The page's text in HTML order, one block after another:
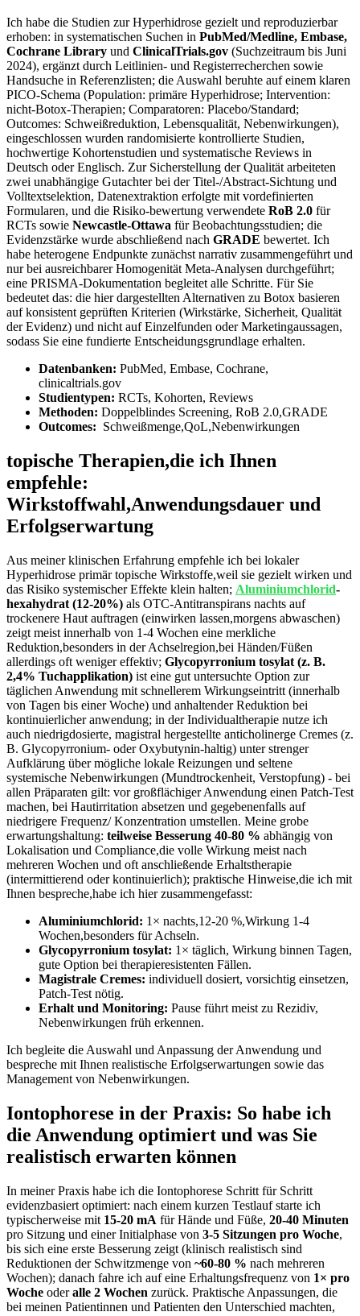
Ich habe ⁣die Studien zur Hyperhidrose gezielt ⁢und reproduzierbar
erhoben: in systematischen Suchen in PubMed/Medline, Embase,
Cochrane Library und ClinicalTrials.gov (Suchzeitraum bis Juni
2024), ergänzt durch Leitlinien- und Registerrecherchen sowie
Handsuche in Referenzlisten; ⁣die Auswahl⁤ beruhte auf einem‍ klaren
PICO‑Schema (Population: primäre Hyperhidrose; ⁢Intervention:
nicht‑Botox‑Therapien;⁢ Comparatoren: Placebo/Standard;
Outcomes: Schweißreduktion, ‍Lebensqualität, Nebenwirkungen),‍
eingeschlossen wurden randomisierte kontrollierte Studien,
hochwertige Kohortenstudien und systematische Reviews in
Deutsch oder Englisch. Zur ‌Sicherstellung der Qualität arbeiteten
zwei unabhängige Gutachter bei der Titel-/Abstract‑Sichtung und
Volltextselektion, Datenextraktion erfolgte mit vordefinierten
Formularen,⁣ und die Risiko‑bewertung verwendete RoB 2.0 für
RCTs sowie Newcastle-Ottawa für Beobachtungsstudien; die
Evidenzstärke wurde abschließend nach GRADE bewertet.​ Ich⁤
habe ​heterogene ‍Endpunkte zunächst ‌narrativ zusammengeführt und
nur bei ausreichbarer Homogenität Meta‑Analysen durchgeführt;
eine PRISMA‑Dokumentation begleitet alle Schritte. Für Sie
bedeutet das:​ die hier dargestellten Alternativen zu Botox basieren
auf konsistent geprüften Kriterien (Wirkstärke, Sicherheit, Qualität
der Evidenz) und nicht auf ⁤Einzelfunden oder Marketingaussagen,
sodass Sie eine fundierte ‍Entscheidungsgrundlage erhalten. ‍
Datenbanken: PubMed, Embase,​ Cochrane,
clinicaltrials.gov
Studientypen: RCTs, Kohorten, Reviews
Methoden: Doppelblindes Screening, RoB 2.0,GRADE
Outcomes: ⁢ Schweißmenge,QoL,Nebenwirkungen
topische Therapien,die ich ​Ihnen
empfehle:
Wirkstoffwahl,Anwendungsdauer und
Erfolgserwartung
Aus meiner klinischen Erfahrung empfehle ich bei lokaler
Hyperhidrose primär topische Wirkstoffe,weil sie gezielt wirken und
das Risiko systemischer Effekte klein ⁤halten; Aluminiumchlorid-
hexahydrat‌ (12-20%) als OTC-Antitranspirans nachts auf
trockenere Haut auftragen (einwirken lassen,morgens abwaschen)
zeigt meist innerhalb von 1-4 Wochen eine merkliche
Reduktion,besonders in der Achselregion,bei Händen/Füßen
allerdings oft weniger effektiv; Glycopyrronium tosylat (z. B.
2,4% Tuchapplikation) ist eine gut untersuchte Option zur
täglichen Anwendung mit schnellerem ⁤Wirkungseintritt (innerhalb
von Tagen bis einer Woche) und anhaltender Reduktion bei
kontinuierlicher anwendung; in der Individualtherapie nutze ich
auch niedrigdosierte, magistral hergestellte anticholinerge Cremes (z.
B. Glycopyrronium- oder Oxybutynin-haltig) unter strenger
Aufklärung über mögliche lokale Reizungen und seltene
systemische Nebenwirkungen (Mundtrockenheit, Verstopfung) -‍ bei
allen Präparaten gilt: vor großflächiger Anwendung einen Patch-Test⁤
machen,​ bei Hautirritation absetzen und gegebenenfalls auf
niedrigere Frequenz/​ Konzentration umstellen. Meine grobe
erwartungshaltung: teilweise Besserung 40-80 % abhängig von
⁢Lokalisation und Compliance,die volle Wirkung meist‌ nach
‌mehreren Wochen und oft anschließende Erhaltstherapie
(intermittierend oder kontinuierlich); praktische Hinweise,die ich mit
Ihnen bespreche,habe ich hier zusammengefasst:
Aluminiumchlorid: ⁣1× nachts,12-20 %,Wirkung 1-4
Wochen,besonders für Achseln.
Glycopyrronium tosylat: 1× täglich, Wirkung binnen Tagen,
gute Option bei therapieresistenten Fällen.
Magistrale ​Cremes: individuell dosiert, vorsichtig einsetzen,
Patch-Test nötig.
Erhalt und Monitoring: Pause führt meist zu ⁤Rezidiv,
Nebenwirkungen früh erkennen.
Ich begleite die Auswahl und Anpassung der Anwendung und
bespreche mit Ihnen realistische Erfolgserwartungen sowie das
Management von Nebenwirkungen.
Iontophorese in der Praxis: So habe ich
die Anwendung optimiert und was Sie
realistisch erwarten können
In ​meiner Praxis habe ich die Iontophorese Schritt für Schritt
evidenzbasiert optimiert: nach einem kurzen Testlauf starte ich
typischerweise mit 15-20 mA ⁣für Hände und Füße, 20-40 Minuten
pro​ Sitzung und einer ​Initialphase von 3-5⁤ Sitzungen pro Woche,
bis sich eine erste Besserung zeigt (klinisch realistisch sind
Reduktionen der Schwitzmenge⁤ von ~60-80 % nach mehreren
‌Wochen); danach fahre ich auf eine Erhaltungsfrequenz von 1× pro
Woche oderalle 2⁢ Wochen zurück. Praktische Anpassungen, die
bei meinen Patientinnen und Patienten den Unterschied machten,